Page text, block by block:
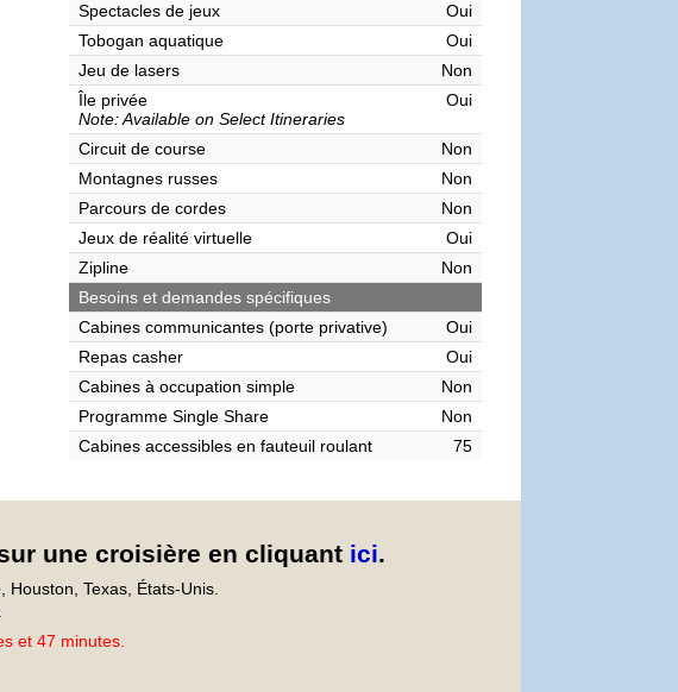
Spectacles de jeux
Oui
Tobogan aquatique
Oui
Jeu de lasers
Non
Île privée
Note: Available on Select Itineraries
Oui
Circuit de course
Non
Montagnes russes
Non
Parcours de cordes
Non
Jeux de réalité virtuelle
Oui
Zipline
Non
Besoins et demandes spécifiques
Cabines communicantes (porte privative)
Oui
Repas casher
Oui
Cabines à occupation simple
Non
Programme Single Share
Non
Cabines accessibles en fauteuil roulant
75
une croisière en cliquant ici.
Texas, États-Unis.
et 47 minutes.